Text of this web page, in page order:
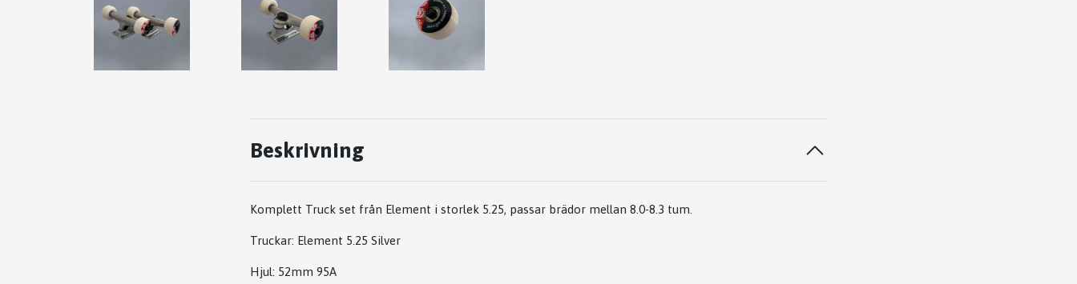
Beskrivning
Komplett Truck set från Element i storlek 5.25, passar brädor mellan 8.0-8.3 tum.
Truckar: Element 5.25 Silver
Hjul: 52mm 95A